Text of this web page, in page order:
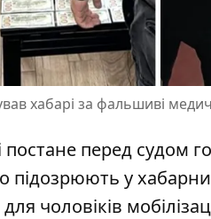
хабарі за фальшиві
перед судом
підозрюють у
для чоловіків